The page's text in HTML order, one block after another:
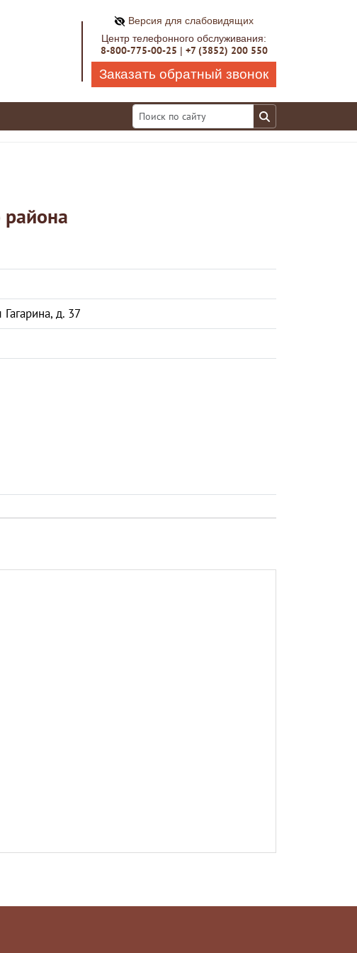
Версия для слабовидящих
Центр телефонного обслуживания:
8-800-775-00-25 | +7 (3852) 200 550
Заказать обратный звонок
д. 37